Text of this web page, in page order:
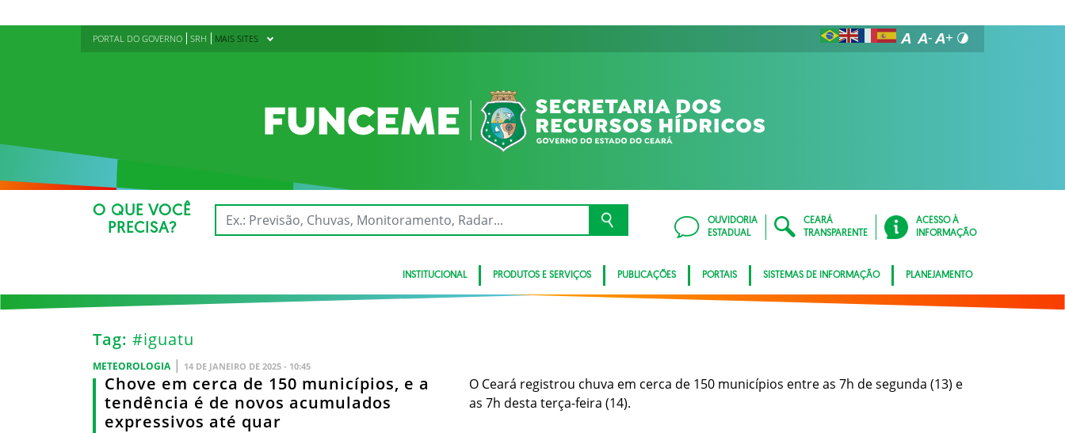
PORTAL DO GOVERNO SRH MAIS SITES
O QUE VOCÊ
PRECISA?
OUVIDORIA
ESTADUAL
CEARÁ
TRANSPARENTE
ACESSO À
INFORMAÇÃO
INSTITUCIONAL PRODUTOS E SERVIÇOS PUBLICAÇÕES PORTAIS SISTEMAS DE INFORMAÇÃO PLANEJAMENTO
Tag: #iguatu
METEOROLOGIA | 14 DE JANEIRO DE 2025 - 10:45
Chove em cerca de 150 municípios, e a
tendência é de novos acumulados
expressivos até quar
O Ceará registrou chuva em cerca de 150 municípios entre as 7h de segunda (13) e
as 7h desta terça-feira (14).